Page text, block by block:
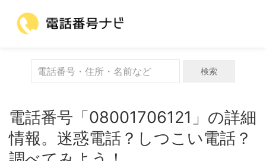
検索
電話番号「08001706121」の詳細
情報。迷惑電話？しつこい電話？